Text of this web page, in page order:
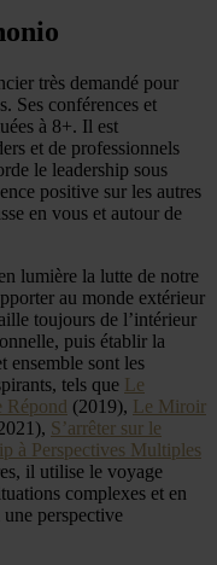
très demandé pour
Ses conférences et
à 8+. Il est
et de professionnels
le leadership sous
positive sur les autres
en vous et autour de
lumière la lutte de notre
au monde extérieur
toujours de l’intérieur
puis établir la
ensemble sont les
tels que Le
Répond (2019), Le Miroir
S’arrêter sur le
à Perspectives Multiples
il utilise le voyage
complexes et en
une perspective